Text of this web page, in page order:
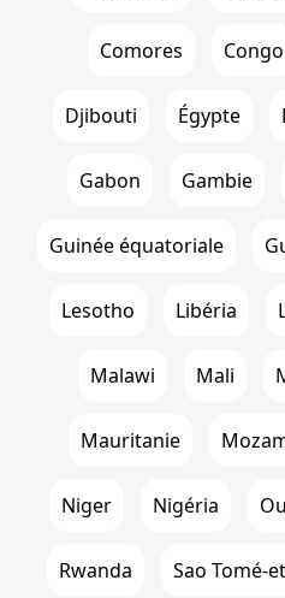
Comores Congo
Djibouti Égypte
Gabon Gambie
Guinée équatoriale
Lesotho Libéria
Malawi Mali
Mauritanie
Niger Nigéria
Rwanda Sao Tomé-